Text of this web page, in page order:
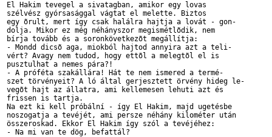
El Hakim tevegel a sivatagban, amikor egy lovas
szélvész gyórsasággal vágtat el melette. Biztos
egy õrult, mert így csak halálra hajtja a lovát - gon-
dolja. Mikor ez még néhányszor megismétlõdik, nem
bírja tovább és a soronkövetkezõt megállítja:
- Mondd dicsõ aga, miokból hajtod annyira azt a teli-
vért? Avagy nem tudod, hogy ettõl a melegtõl el is
pusztulhat a nemes pára?!
- A próféta szakállára! Hát te nem ismered a termé-
szet törvényeit? A ló által gerjesztett örvény hideg le-
vegõt hajt az állatra, ami kellemesen lehuti azt és
frissen is tartja.
Na ezt ki kell próbální - így El Hakim, majd ugetésbe
noszogatja a tevéjét, ami persze néhány kilométer után
összeroskad. Ekkor El Hakim így szól a tevéjéhez:
- Na mi van te dög, befattál?